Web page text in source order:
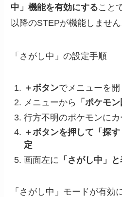
中」機能を有効にすること
以降のSTEPが機能しませ
「さがし中」の設定手順
＋ボタンでメニューを開
メニューから
「ポケモン
行方不明のポケモンに
＋ボタンを押して「探
定
画面左に 「さがし中」
「さがし中」モードが有効